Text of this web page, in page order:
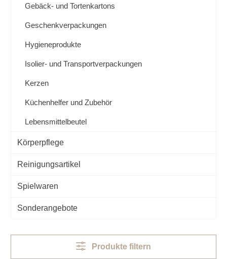
Gebäck- und Tortenkartons
Geschenkverpackungen
Hygieneprodukte
Isolier- und Transportverpackungen
Kerzen
Küchenhelfer und Zubehör
Lebensmittelbeutel
Körperpflege
Reinigungsartikel
Spielwaren
Sonderangebote
Produkte filtern